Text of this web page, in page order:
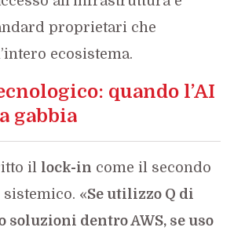
proprietari che
ecosistema.
quando l’AI
gabbia
il lock-in come il secondo
«Se utilizzo Q di
soluzioni dentro AWS, se uso